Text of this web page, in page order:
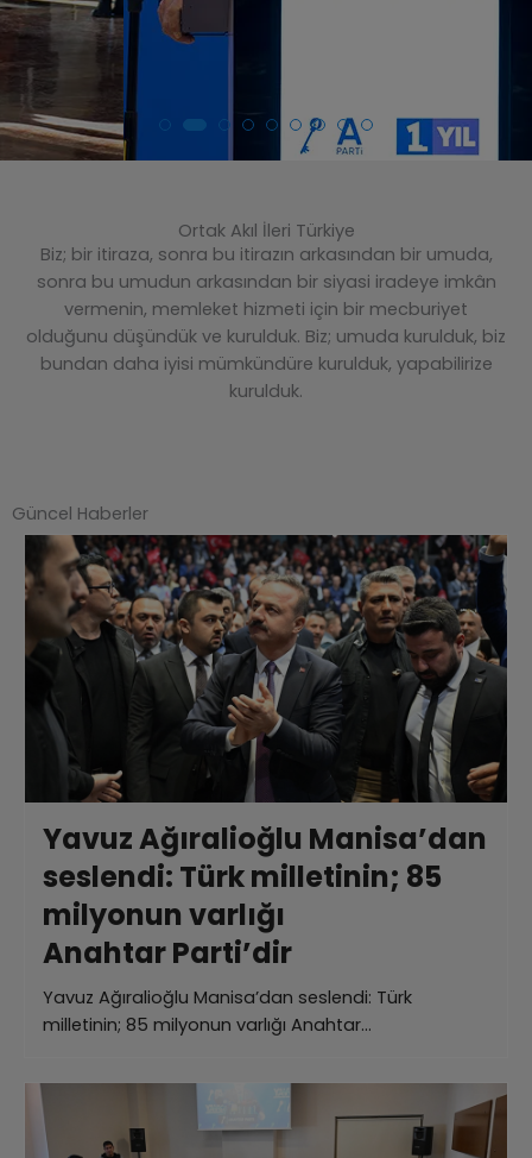
Ortak Akıl İleri Türkiye
Biz; bir itiraza, sonra bu itirazın arkasından bir umuda,
sonra bu umudun arkasından bir siyasi iradeye imkân
vermenin, memleket hizmeti için bir mecburiyet
olduğunu düşündük ve kurulduk. Biz; umuda kurulduk, biz
bundan daha iyisi mümkündüre kurulduk, yapabilirize
kurulduk.
Güncel Haberler
Yavuz Ağıralioğlu Manisa’dan
seslendi: Türk milletinin; 85
milyonun varlığı
Anahtar Parti’dir
Yavuz Ağıralioğlu Manisa’dan seslendi: Türk
milletinin; 85 milyonun varlığı Anahtar…